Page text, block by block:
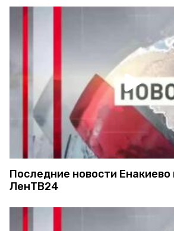
Последние новости Енакиево
ЛенТВ24